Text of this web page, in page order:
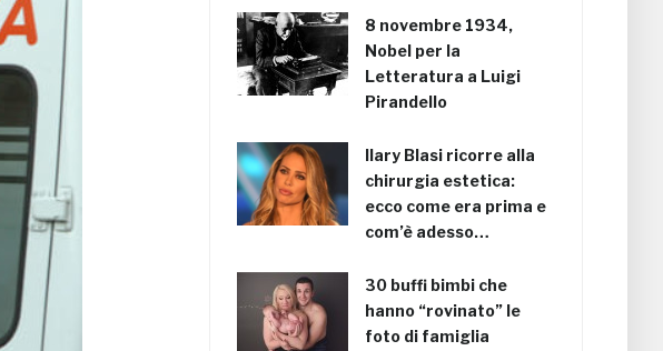
8 novembre 1934,
Nobel per la
Letteratura a Luigi
Pirandello
Ilary Blasi ricorre alla
chirurgia estetica:
ecco come era prima e
com’è adesso…
30 buffi bimbi che
hanno “rovinato” le
foto di famiglia